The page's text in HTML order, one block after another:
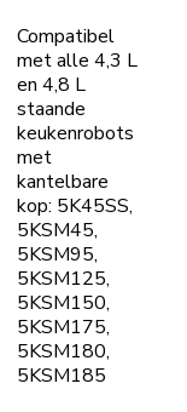
Compatibel
met alle 4,3 L
en 4,8 L
staande
keukenrobots
met
kantelbare
kop: 5K45SS,
5KSM45,
5KSM95,
5KSM125,
5KSM150,
5KSM175,
5KSM180,
5KSM185